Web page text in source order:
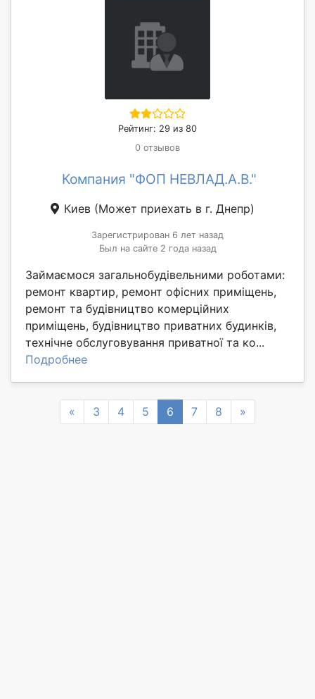
Рейтинг: 29 из 80
0 отзывов
Компания "ФОП НЕВЛАД.А.В."
Киев (Может приехать в г. Днепр)
Зарегистрирован 6 лет назад
Был на сайте 2 года назад
Займаємося загальнобудівельними роботами:
ремонт квартир, ремонт офісних приміщень,
ремонт та будівництво комерційних
приміщень, будівництво приватних будинків,
технічне обслуговування приватної та ко...
Подробнее
« Previous
3 4 5 6 7 8 »